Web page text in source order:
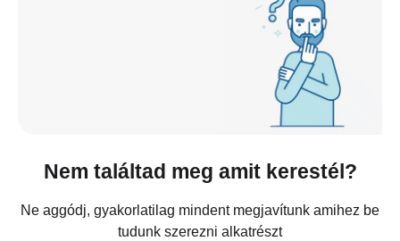
Nem találtad meg amit kerestél?
Ne aggódj, gyakorlatilag mindent megjavítunk amihez be
tudunk szerezni alkatrészt